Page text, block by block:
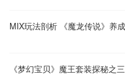
《梦幻宝贝》魔王套装探秘之三